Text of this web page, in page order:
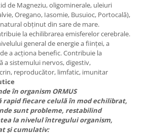
de Magneziu, oligominerale, uleiuri
Oregano, Iasomie, Busuioc, Portocală),
obținut din sare de mare.
la echilibrarea emisferelor cerebrale.
general de energie a ființei, a
a acționa benefic. Contribuie la
a sistemului nervos, digestiv,
reproducător, limfatic, imunitar
în organism ORMUS
rapid fiecare celulă în mod echilibrat,
sunt probleme, restabilind
la nivelul întregului organism,
și cumulativ: